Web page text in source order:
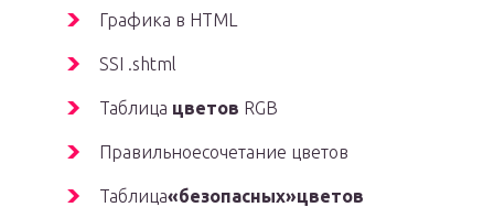
Графика в HTML
SSI .shtml
Таблица цветов RGB
Правильноесочетание цветов
Таблица«безопасных»цветов